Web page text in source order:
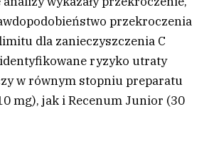
przekroczenia
dla zanieczyszczenia C
ryzyko utraty
w równym stopniu preparatu
mg), jak i Recenum Junior (30